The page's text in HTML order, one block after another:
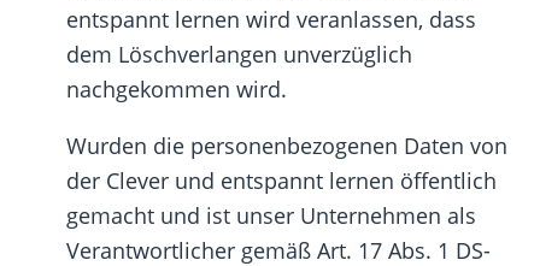
entspannt lernen wird veranlassen, dass
dem Löschverlangen unverzüglich
nachgekommen wird.
Wurden die personenbezogenen Daten von
der Clever und entspannt lernen öffentlich
gemacht und ist unser Unternehmen als
Verantwortlicher gemäß Art. 17 Abs. 1 DS-